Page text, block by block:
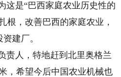
是“巴西家庭农业历史性的
根，改善巴西的家庭农业，
建厂。
人，特地赶到北里奥格兰
，希望今后中国农业机械也